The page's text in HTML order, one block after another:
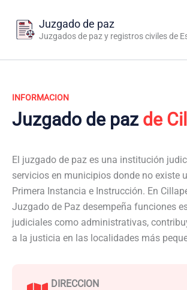
contenido
Juzgado de paz
Juzgados de paz y registros civiles de
INFORMACION
Juzgado de paz de
El juzgado de paz es una institución
servicios en municipios donde no existe
Primera Instancia e Instrucción. En
Juzgado de Paz desempeña funciones
judiciales como administrativas,
a la justicia en las localidades más
DIRECCION